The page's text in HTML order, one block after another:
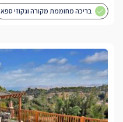
בריכה מחוממת מקורה וגקוזי ספא